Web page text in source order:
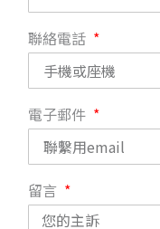
聯絡電話
電子郵件
留言